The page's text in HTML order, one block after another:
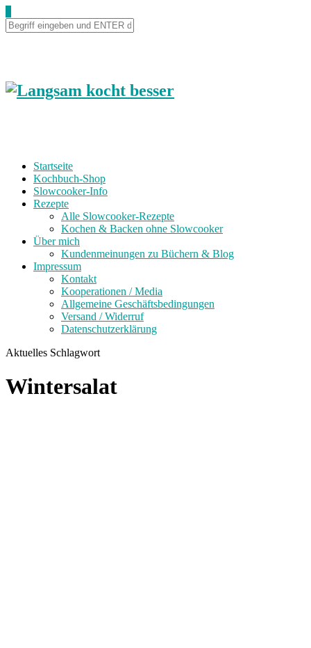
Startseite
Kochbuch-Shop
Slowcooker-Info
Rezepte
Alle Slowcooker-Rezepte
Kochen & Backen ohne Slowcooker
Über mich
Kundenmeinungen zu Büchern & Blog
Impressum
Kontakt
Kooperationen / Media
Allgemeine Geschäftsbedingungen
Versand / Widerruf
Datenschutzerklärung
Aktuelles Schlagwort
Wintersalat